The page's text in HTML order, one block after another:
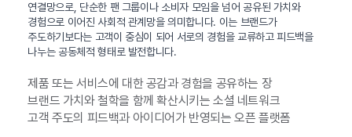
연결망으로, 단순한 팬 그룹이나 소비자 모임을 넘어 공유된 가치와
경험으로 이어진 사회적 관계망을 의미합니다. 이는 브랜드가
주도하기보다는 고객이 중심이 되어 서로의 경험을 교류하고 피드백을
나누는 공동체적 형태로 발전합니다.
제품 또는 서비스에 대한 공감과 경험을 공유하는 장
브랜드 가치와 철학을 함께 확산시키는 소셜 네트워크
고객 주도의 피드백과 아이디어가 반영되는 오픈 플랫폼